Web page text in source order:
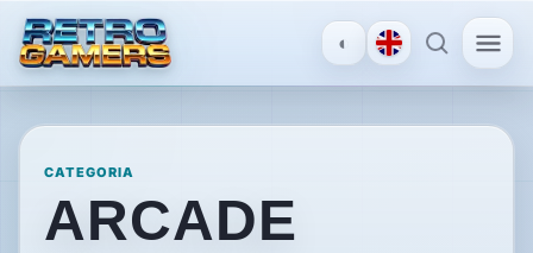
◐
CATEGORIA
ARCADE